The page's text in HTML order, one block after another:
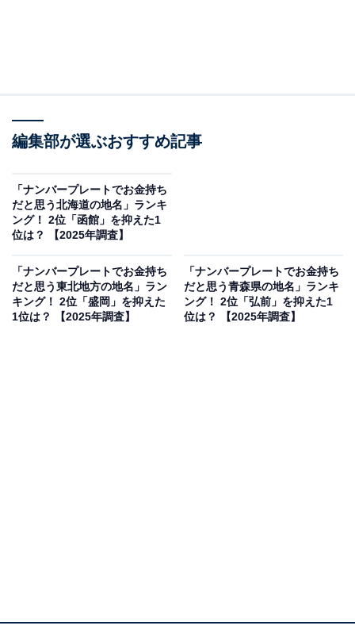
平安時代の文化を伝える貴重な史跡が多く残されていま
す。北上川水系の河川が流れ、豊かな田園風景が広がる
葉、冬の雪景色と、季節ごとに違った美しさを見せる自
然と歴史の調和が魅力です。
回答者からは「奥州平泉の黄金のイメージ」（50代女性
／北海道）、「中尊寺のイメージから」（30代男性／大
阪府）、「奥州藤原氏の本拠地があった町です。世界遺
編集部が選ぶおすすめ記事
「ナンバープレートでお金持ち
だと思う北海道の地名」ランキ
ング！ 2位「函館」を抑えた1
位は？ 【2025年調査】
「ナンバープレートでお金持ち
だと思う東北地方の地名」ラン
キング！ 2位「盛岡」を抑えた
1位は？ 【2025年調査】
「ナンバープレートでお金持ち
だと思う青森県の地名」ランキ
ング！ 2位「弘前」を抑えた1
位は？ 【2025年調査】